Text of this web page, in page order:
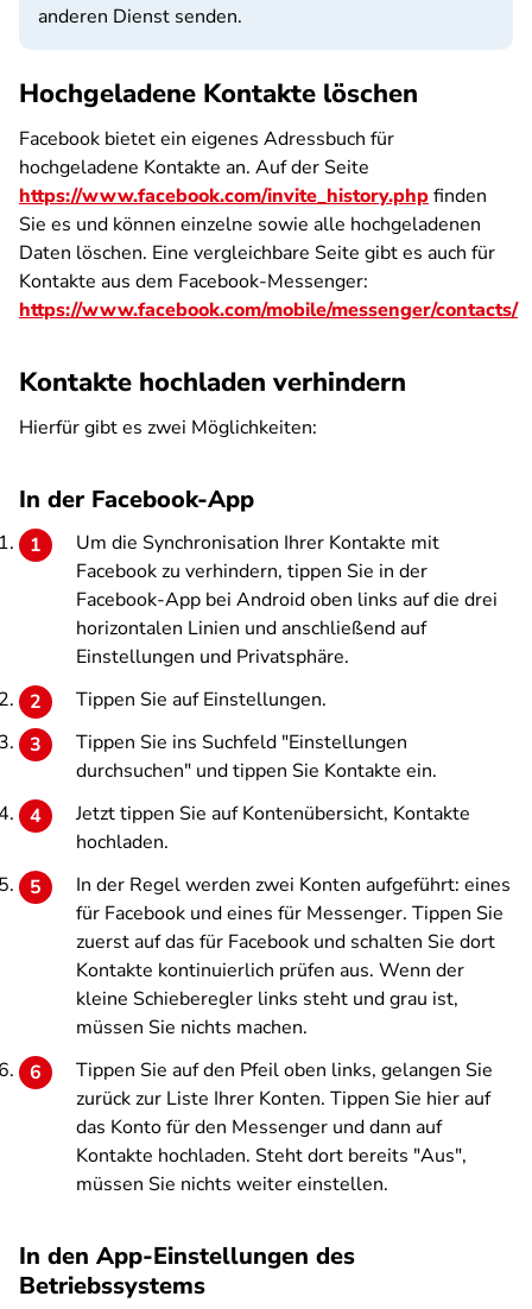
anderen Dienst senden.
Hochgeladene Kontakte löschen
Facebook bietet ein eigenes Adressbuch für
hochgeladene Kontakte an. Auf der Seite
https://www.facebook.com/invite_history.phpfinden
Sie es und können einzelne sowie alle hochgeladenen
Daten löschen. Eine vergleichbare Seite gibt es auch für
Kontakte aus dem Facebook-Messenger:
https://www.facebook.com/mobile/messenger/contacts/
Kontakte hochladen verhindern
Hierfür gibt es zwei Möglichkeiten:
In der Facebook-App
Um die Synchronisation Ihrer Kontakte mit
Facebook zu verhindern, tippen Sie in der
Facebook-App bei Android oben links auf die drei
horizontalen Linien und anschließend auf
Einstellungen und Privatsphäre.
Tippen Sie aufEinstellungen.
Tippen Sie ins Suchfeld "Einstellungen
durchsuchen" und tippen Sie Kontakte ein.
Jetzt tippen Sie aufKontenübersicht, Kontakte
hochladen.
In der Regel werden zwei Konten aufgeführt: eines
für Facebook und eines für Messenger. Tippen Sie
zuerst auf das für Facebook und schalten Sie dort
Kontakte kontinuierlich prüfen aus. Wenn der
kleine Schieberegler links steht und grau ist,
müssen Sie nichts machen.
Tippen Sie auf den Pfeil oben links, gelangen Sie
zurück zur Liste Ihrer Konten. Tippen Sie hier auf
das Konto für den Messenger und dann auf
Kontakte hochladen. Steht dort bereits "Aus",
müssen Sie nichts weiter einstellen.
In den App-Einstellungen des
Betriebssystems